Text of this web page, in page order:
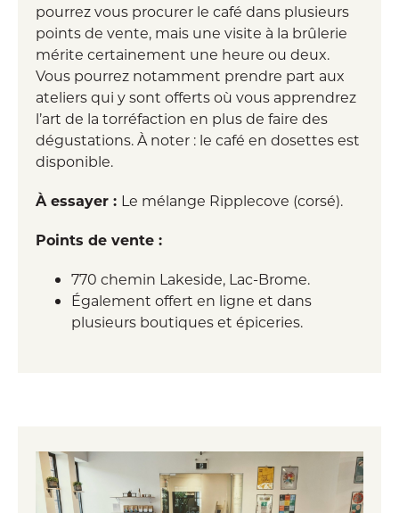
pourrez vous procurer le café dans plusieurs
points de vente, mais une visite à la brûlerie
mérite certainement une heure ou deux.
Vous pourrez notamment prendre part aux
ateliers qui y sont offerts où vous apprendrez
l’art de la torréfaction en plus de faire des
dégustations. À noter : le café en dosettes est
disponible.
À essayer : Le mélange Ripplecove (corsé).
Points de vente :
770 chemin Lakeside, Lac-Brome.
Également offert en ligne et dans
plusieurs boutiques et épiceries.